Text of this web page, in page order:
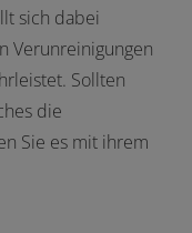
sich dabei
Verunreinigungen
Sollten
die
Sie es mit ihrem